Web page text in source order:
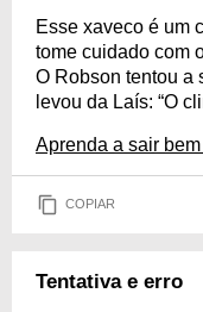
Esse xaveco é um
tome cuidado com
O Robson tentou a
levou da Laís: “O
Aprenda a sair
COPIAR
Tentativa e erro